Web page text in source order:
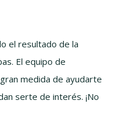
el resultado de la
El equipo de
medida de ayudarte
serte de interés. ¡No